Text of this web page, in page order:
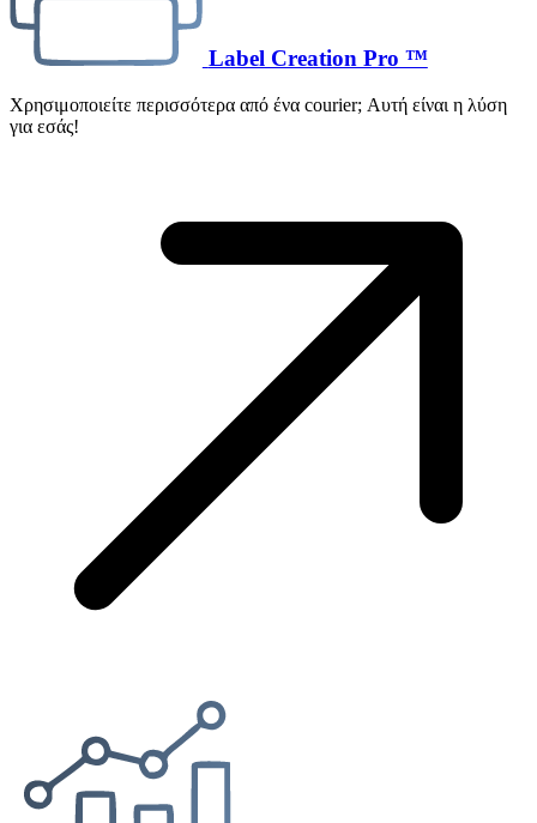
Label Creation Pro ™
Χρησιμοποιείτε περισσότερα από ένα courier; Αυτή είναι η λύση
για εσάς!